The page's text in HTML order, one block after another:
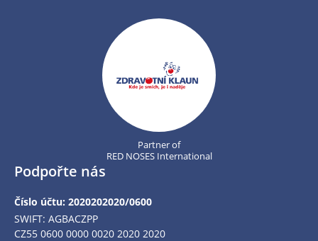
Partner of
RED NOSES International
Podpořte nás
Číslo účtu: 2020202020/0600
SWIFT: AGBACZPP
CZ55 0600 0000 0020 2020 2020